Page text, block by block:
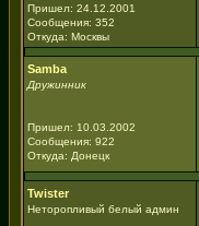
Пришел: 24.12.2001
Сообщения: 352
Откуда: Москвы
Samba
Дружинник
Пришел: 10.03.2002
Сообщения: 922
Откуда: Донецк
Twister
Неторопливый белый админ